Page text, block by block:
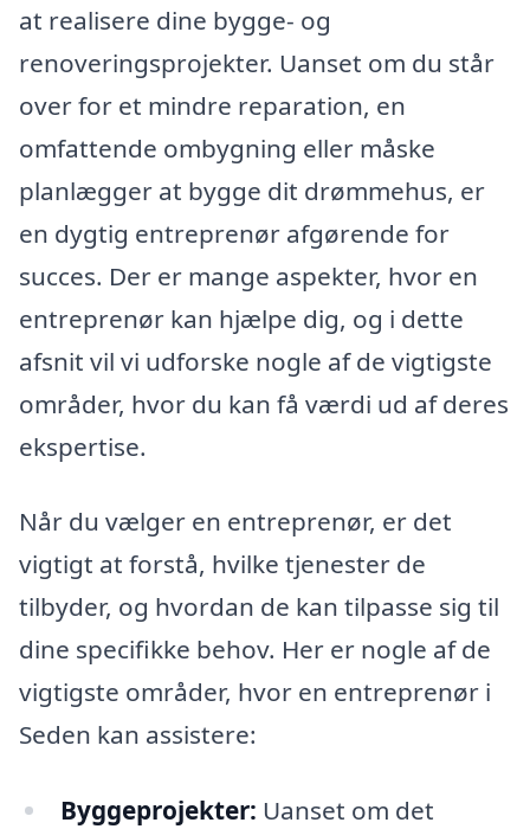
at realisere dine bygge- og
renoveringsprojekter. Uanset om du står
over for et mindre reparation, en
omfattende ombygning eller måske
planlægger at bygge dit drømmehus, er
en dygtig entreprenør afgørende for
succes. Der er mange aspekter, hvor en
entreprenør kan hjælpe dig, og i dette
afsnit vil vi udforske nogle af de vigtigste
områder, hvor du kan få værdi ud af deres
ekspertise.
Når du vælger en entreprenør, er det
vigtigt at forstå, hvilke tjenester de
tilbyder, og hvordan de kan tilpasse sig til
dine specifikke behov. Her er nogle af de
vigtigste områder, hvor en entreprenør i
Seden kan assistere:
Byggeprojekter: Uanset om det